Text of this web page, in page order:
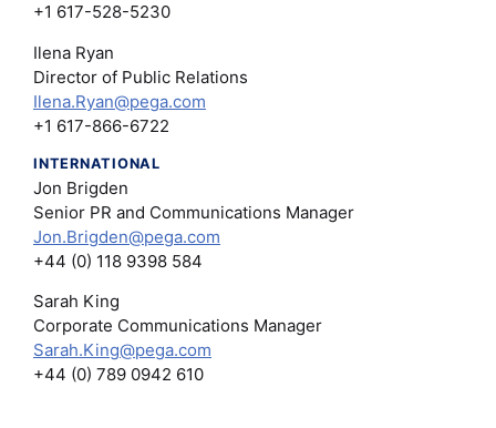
+1 617-528-5230
Ilena Ryan
Director of Public Relations
Ilena.Ryan@pega.com
+1 617-866-6722
INTERNATIONAL
Jon Brigden
Senior PR and Communications Manager
Jon.Brigden@pega.com
+44 (0) 118 9398 584
Sarah King
Corporate Communications Manager
Sarah.King@pega.com
+44 (0) 789 0942 610